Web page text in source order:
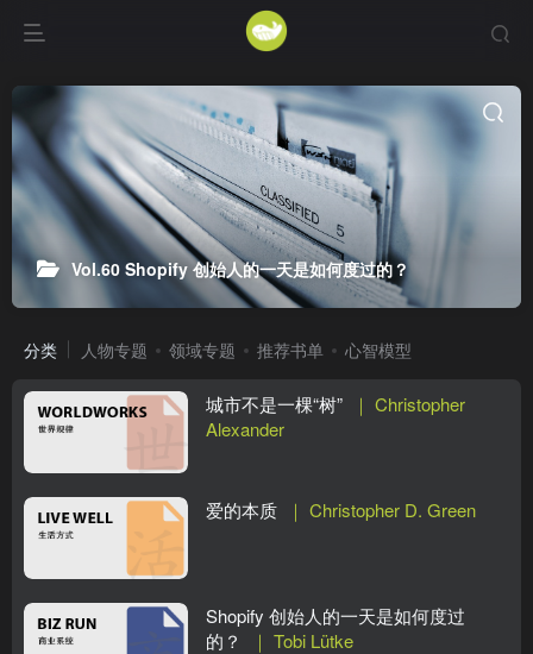
Vol.60 Shopify 创始人的一天是如何度过的？
分类 人物专题 领域专题 推荐书单 心智模型
城市不是一棵“树” ｜ Christopher
Alexander
爱的本质 ｜ Christopher D. Green
Shopify 创始人的一天是如何度过
的？
｜ Tobi Lütke